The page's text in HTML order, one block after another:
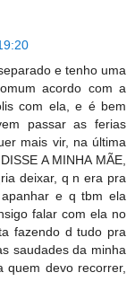
e tenho uma
acordo com a
com ela, e é bem
passar as ferias
mais vir, na última
A MINHA MÃE,
deixar, q n era pra
e q tbm ela
falar com ela no
fazendo d tudo pra
saudades da minha
quem devo recorrer,